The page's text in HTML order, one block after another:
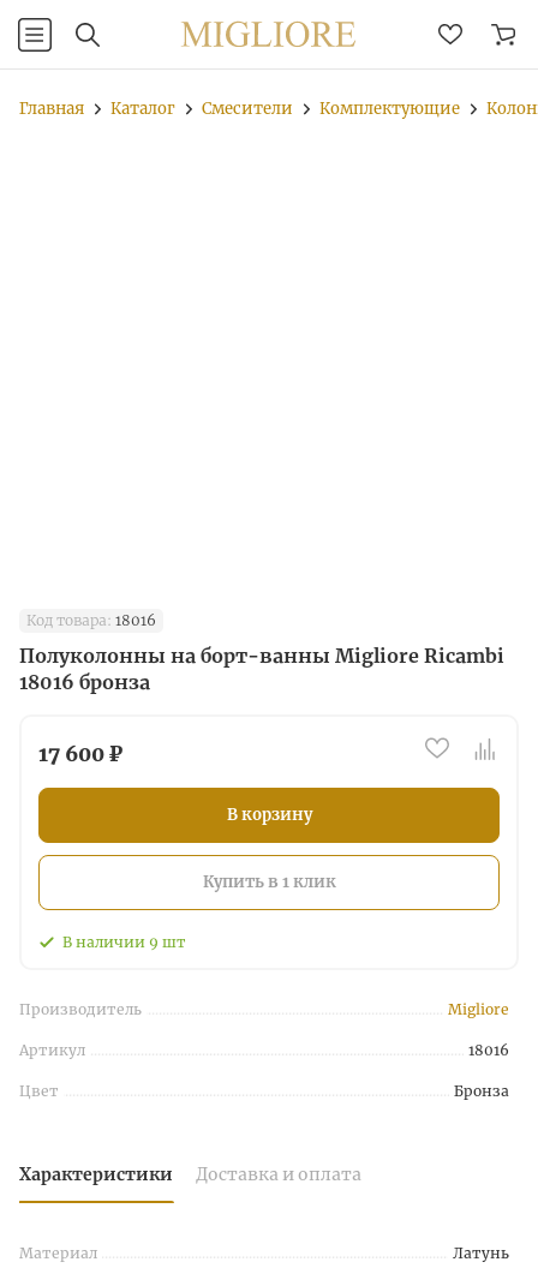
Главная Каталог Смесители Комплектующие
Код товара: 18016
Полуколонны на борт-ванны Migliore Ricambi
18016 бронза
17 600 ₽
В корзину
Купить в 1 клик
В наличии 9 шт
Производитель Migliore
Артикул 18016
Цвет Бронза
Характеристики Доставка и оплата
Материал Латунь